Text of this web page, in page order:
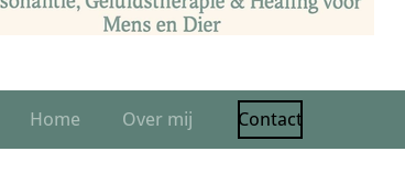
Home Over mij Contact